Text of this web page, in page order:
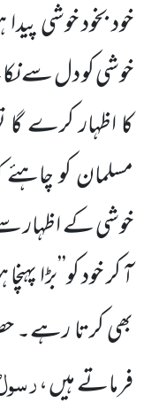
خود بخود خوشی
خوشی کو دل سے
کا اظہار کرے گا
مسلمان کو
خوشی کے اظہار
آ کر خود کو’’بڑا
بھی کرتا رہے۔
فرماتے ہیں ،